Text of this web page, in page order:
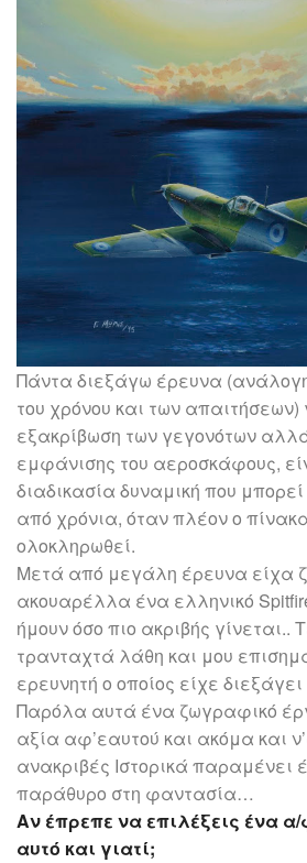
Πάντα διεξάγω έρευνα
του χρόνου και των απαιτήσεων)
εξακρίβωση των γεγονότων
εμφάνισης του αεροσκάφους,
διαδικασία δυναμική που
από χρόνια, όταν πλέον ο
ολοκληρωθεί.
Μετά από μεγάλη έρευνα είχα
ακουαρέλλα ένα ελληνικό
ήμουν όσο πιο ακριβής γίνεται..
τρανταχτά λάθη και μου
ερευνητή ο οποίος είχε
Παρόλα αυτά ένα ζωγραφικό
αξία αφ’εαυτού και ακόμα και
ανακριβές Ιστορικά παραμένει
παράθυρο στη φαντασία…
Αν έπρεπε να επιλέξεις ένα
αυτό και γιατί;